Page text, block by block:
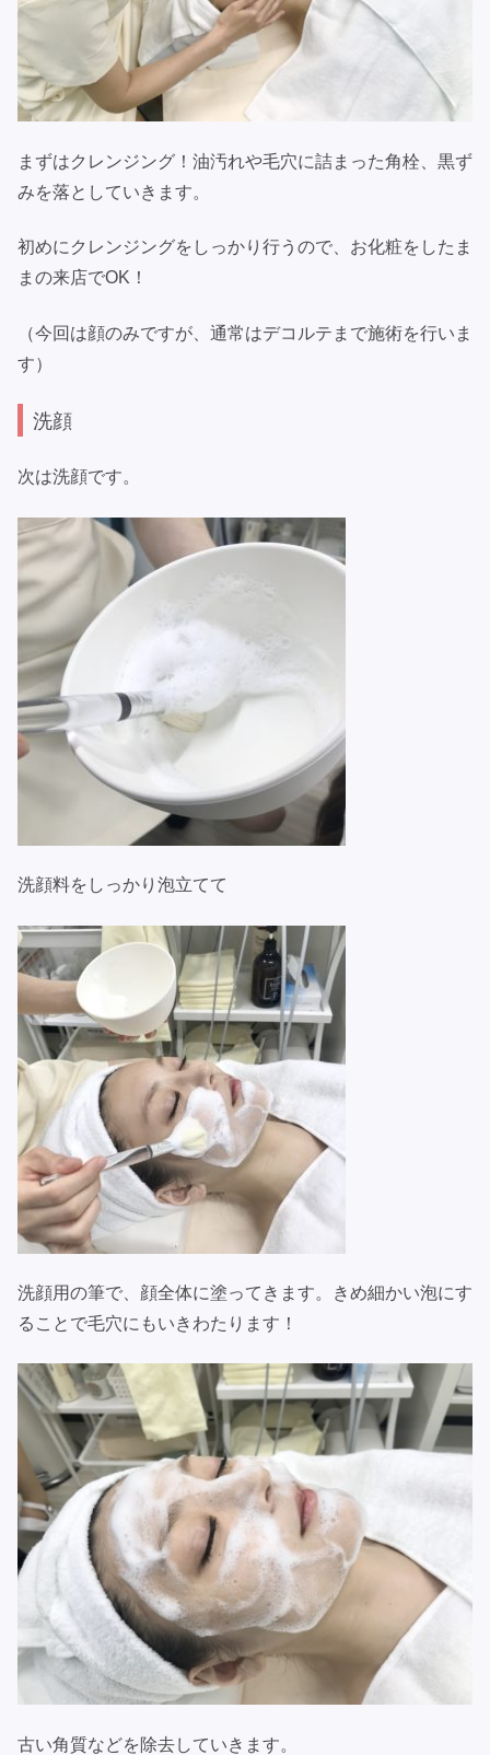
まずはクレンジング！油汚れや毛穴に詰まった角栓、黒ず
みを落としていきます。
初めにクレンジングをしっかり行うので、お化粧をしたま
まの来店でOK！
（今回は顔のみですが、通常はデコルテまで施術を行いま
す）
洗顔
次は洗顔です。
洗顔料をしっかり泡立てて
洗顔用の筆で、顔全体に塗ってきます。きめ細かい泡にす
ることで毛穴にもいきわたります！
古い角質などを除去していきます。